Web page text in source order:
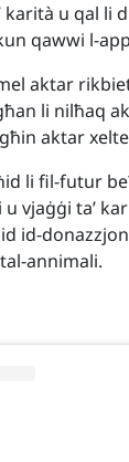
karità u qal li
qawwi l-
aktar
li nilħaq
aktar
li fil-futur
vjaġġi ta’
id-
annimali.